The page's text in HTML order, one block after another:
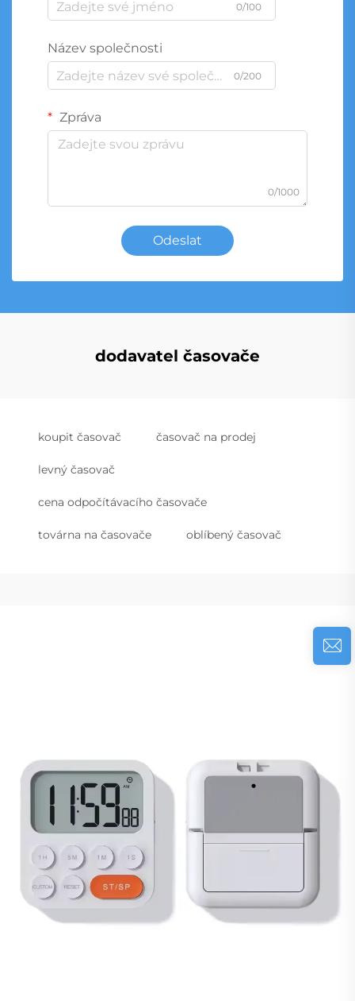
0/100
Název společnosti
0/200
Zpráva
0/1000
Odeslat
dodavatel časovače
koupit časovač časovač na prodej
levný časovač
cena odpočítávacího časovače
továrna na časovače oblíbený časovač